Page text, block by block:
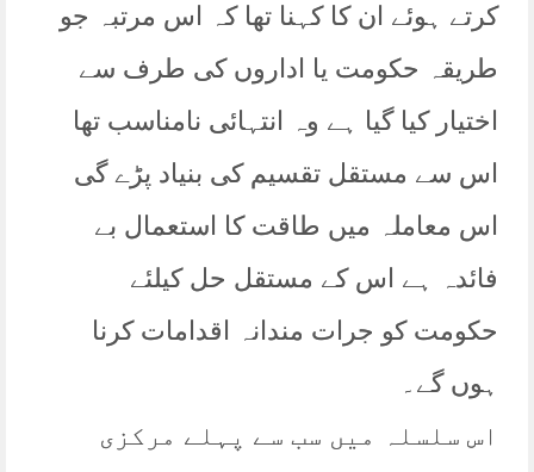
کرتے ہوئے ان کا کہنا تھا کہ اس مرتبہ جو
طریقہ حکومت یا اداروں کی طرف سے
اختیار کیا گیا ہے وہ انتہائی نامناسب تھا
اس سے مستقل تقسیم کی بنیاد پڑے گی
اس معاملہ میں طاقت کا استعمال بے
فائدہ ہے اس کے مستقل حل کیلئے
حکومت کو جرات مندانہ اقدامات کرنا
ہوں گے۔
اس سلسلہ میں سب سے پہلے مرکزی